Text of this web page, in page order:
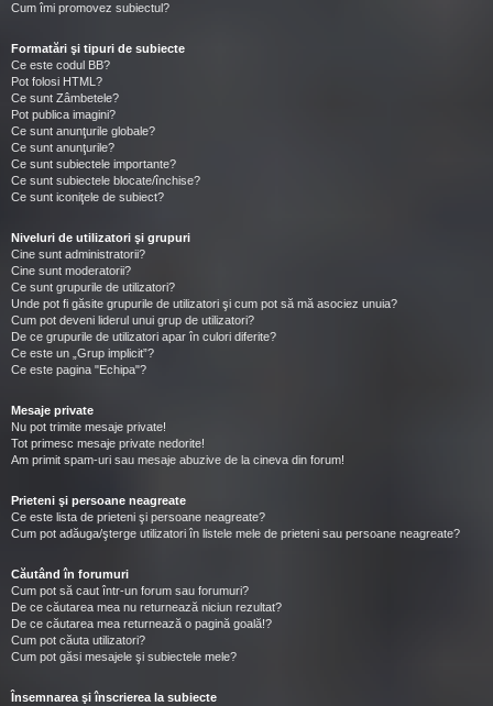
Cum îmi promovez subiectul?
Formatări şi tipuri de subiecte
Ce este codul BB?
Pot folosi HTML?
Ce sunt Zâmbetele?
Pot publica imagini?
Ce sunt anunţurile globale?
Ce sunt anunţurile?
Ce sunt subiectele importante?
Ce sunt subiectele blocate/închise?
Ce sunt iconiţele de subiect?
Niveluri de utilizatori şi grupuri
Cine sunt administratorii?
Cine sunt moderatorii?
Ce sunt grupurile de utilizatori?
Unde pot fi găsite grupurile de utilizatori şi cum pot să mă asociez unuia?
Cum pot deveni liderul unui grup de utilizatori?
De ce grupurile de utilizatori apar în culori diferite?
Ce este un „Grup implicit”?
Ce este pagina "Echipa"?
Mesaje private
Nu pot trimite mesaje private!
Tot primesc mesaje private nedorite!
Am primit spam-uri sau mesaje abuzive de la cineva din forum!
Prieteni şi persoane neagreate
Ce este lista de prieteni şi persoane neagreate?
Cum pot adăuga/şterge utilizatori în listele mele de prieteni sau persoane neagreate?
Căutând în forumuri
Cum pot să caut într-un forum sau forumuri?
De ce căutarea mea nu returnează niciun rezultat?
De ce căutarea mea returnează o pagină goală!?
Cum pot căuta utilizatori?
Cum pot găsi mesajele şi subiectele mele?
Însemnarea şi înscrierea la subiecte